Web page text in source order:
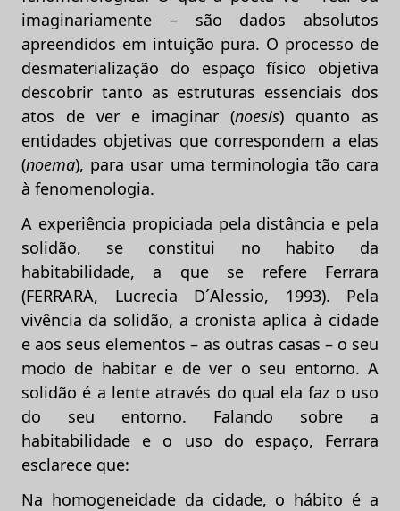
imaginariamente – são dados absolutos
apreendidos em intuição pura. O processo de
desmaterialização do espaço físico objetiva
descobrir tanto as estruturas essenciais dos
atos de ver e imaginar (noesis) quanto as
entidades objetivas que correspondem a elas
(noema), para usar uma terminologia tão cara
à fenomenologia.
A experiência propiciada pela distância e pela
solidão, se constitui no habito da
habitabilidade, a que se refere Ferrara
(FERRARA, Lucrecia D´Alessio, 1993). Pela
vivência da solidão, a cronista aplica à cidade
e aos seus elementos – as outras casas – o seu
modo de habitar e de ver o seu entorno. A
solidão é a lente através do qual ela faz o uso
do seu entorno. Falando sobre a
habitabilidade e o uso do espaço, Ferrara
esclarece que:
Na homogeneidade da cidade, o hábito é a